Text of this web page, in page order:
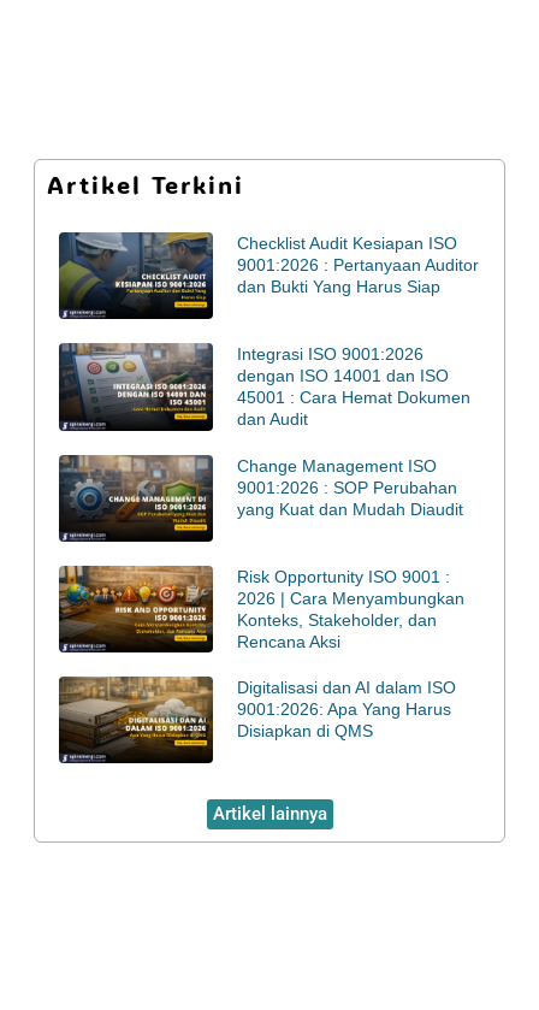
Artikel Terkini
Checklist Audit Kesiapan ISO
9001:2026 : Pertanyaan Auditor
dan Bukti Yang Harus Siap
Integrasi ISO 9001:2026
dengan ISO 14001 dan ISO
45001 : Cara Hemat Dokumen
dan Audit
Change Management ISO
9001:2026 : SOP Perubahan
yang Kuat dan Mudah Diaudit
Risk Opportunity ISO 9001 :
2026 | Cara Menyambungkan
Konteks, Stakeholder, dan
Rencana Aksi
Digitalisasi dan AI dalam ISO
9001:2026: Apa Yang Harus
Disiapkan di QMS
Artikel lainnya